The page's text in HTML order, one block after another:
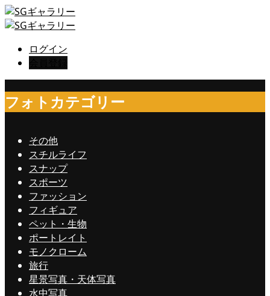
ログイン
フォトカテゴリー
その他
スチルライフ
スナップ
スポーツ
ファッション
フィギュア
ペット・生物
ポートレイト
モノクローム
旅行
星景写真・天体写真
水中写真